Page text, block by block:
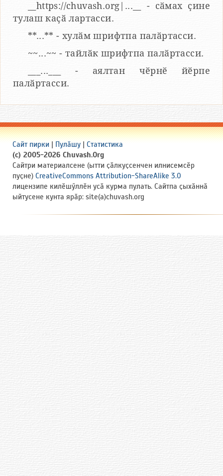
__https://chuvash.org|...__ - сӑмах ҫине
тулаш каҫӑ лартасси.
**...** - хулӑм шрифтпа палӑртасси.
~~...~~ - тайлӑк шрифтпа палӑртасси.
___...___ - аялтан чӗрнӗ йӗрпе
палӑртасси.
Сайт пирки | Пулӑшу | Статистика
(c) 2005-2026 Chuvash.Org
Сайтри материалсене (ытти ҫӑлкуҫсенчен илнисемсӗр
пуҫне) CreativeCommons Attribution-ShareAlike 3.0
лицензипе килӗшӳллӗн усӑ курма пулать. Сайтпа ҫыхӑннӑ
ыйтусене кунта ярӑр: site(a)chuvash.org